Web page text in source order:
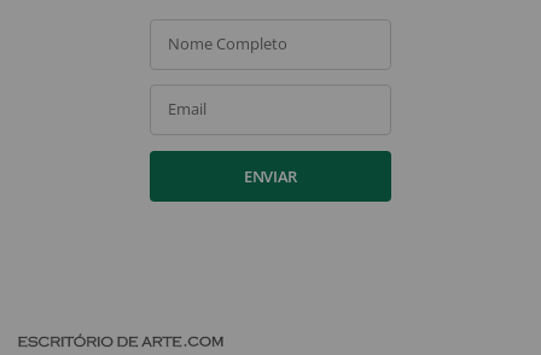
Nome Completo
Email
ENVIAR